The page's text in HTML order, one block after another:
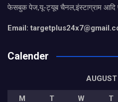
फेसबुक पेज,यू-ट्यूब चैनल,इंस्टाग्राम आदि
Email:
Calender
M T W T